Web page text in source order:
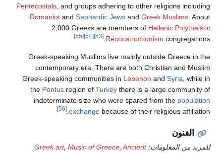
Pentecostals, and groups adhering to other religions including
Romaniot and Sephardic Jews and Greek Muslims. About
2,000 Greeks are members of Hellenic Polytheistic
Reconstructionism congregations.
[53]
[54]
[55]
Greek-speaking Muslims live mainly outside Greece in the
contemporary era. There are both Christian and Muslim
Greek-speaking communities in Lebanon and Syria, while in
the Pontus region of Turkey there is a large community of
indeterminate size who were spared from the population
exchange because of their religious affiliation.
[56]
الفنون
للمزيد من المعلومات: Greek art, Music of Greece Ancient